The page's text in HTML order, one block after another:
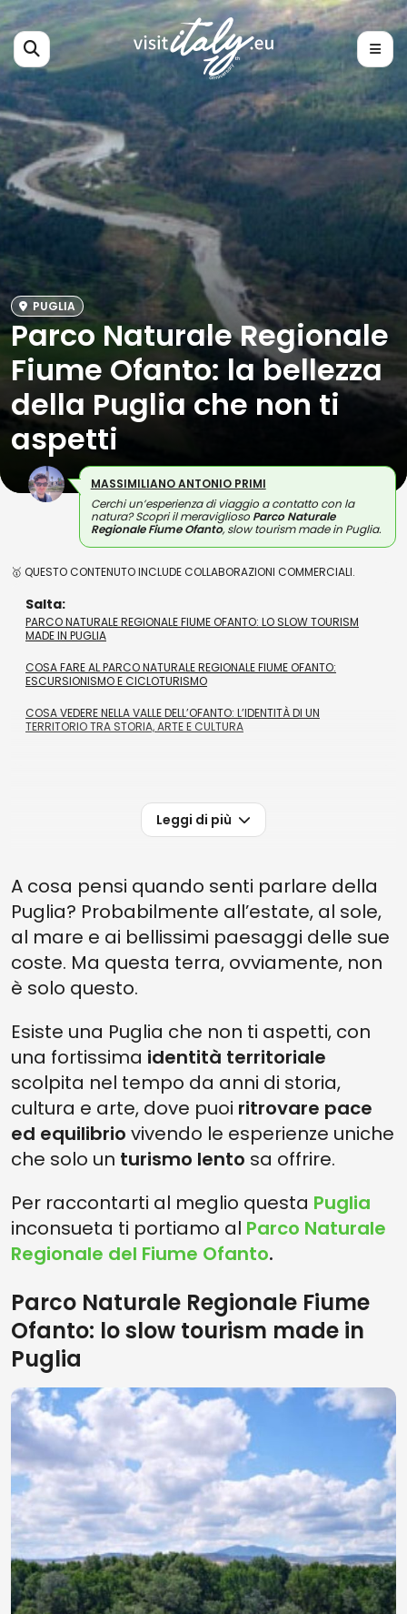
PUGLIA
Parco Naturale Regionale
Fiume Ofanto: la bellezza
della Puglia che non ti
aspetti
MASSIMILIANO ANTONIO PRIMI
Cerchi un’esperienza di viaggio a contatto con la
natura? Scopri il meraviglioso Parco Naturale
Regionale Fiume Ofanto, slow tourism made in Puglia.
🥇 QUESTO CONTENUTO INCLUDE COLLABORAZIONI COMMERCIALI.
Salta:
PARCO NATURALE REGIONALE FIUME OFANTO: LO SLOW TOURISM
MADE IN PUGLIA
COSA FARE AL PARCO NATURALE REGIONALE FIUME OFANTO:
ESCURSIONISMO E CICLOTURISMO
COSA VEDERE NELLA VALLE DELL’OFANTO: L’IDENTITÀ DI UN
TERRITORIO TRA STORIA, ARTE E CULTURA
Leggi di più
A cosa pensi quando senti parlare della
Puglia? Probabilmente all’estate, al sole,
al mare e ai bellissimi paesaggi delle sue
coste. Ma questa terra, ovviamente, non
è solo questo.
Esiste una Puglia che non ti aspetti, con
una fortissima identità territoriale
scolpita nel tempo da anni di storia,
cultura e arte, dove puoi ritrovare pace
ed equilibrio vivendo le esperienze uniche
che solo un turismo lento sa offrire.
Per raccontarti al meglio questa Puglia
inconsueta ti portiamo al Parco Naturale
Regionale del Fiume Ofanto.
Parco Naturale Regionale Fiume
Ofanto: lo slow tourism made in
Puglia